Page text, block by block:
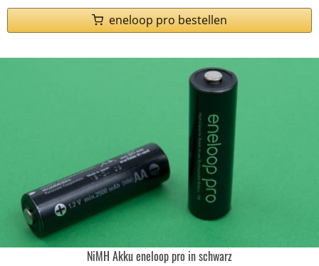
eneloop pro bestellen
NiMH Akku eneloop pro in schwarz